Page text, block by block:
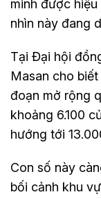
minh được
nhìn này đang
Tại Đại hội
Masan cho
đoạn mở rộng
khoảng 6.100
hướng tới
Con số này
bối cảnh khu